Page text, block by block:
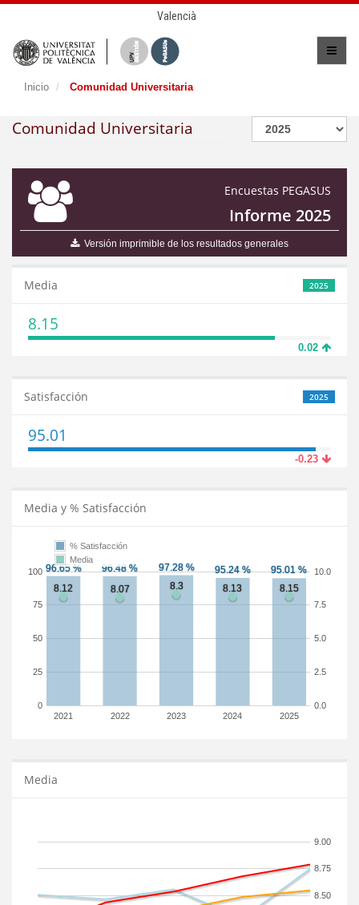
Valencià
Inicio Comunidad Universitaria
Comunidad Universitaria
Encuestas PEGASUS
Informe 2025
Versión imprimible de los resultados generales
2025
Media
8.15
0.02
2025
Satisfacción
95.01
-0.23
Media y % Satisfacción
2021 2022 2023 2024 2025
0
25
50
75
100
0.0
2.5
5.0
7.5
10.0
% Satisfacción
Media
Media
8.50
8.75
9.00